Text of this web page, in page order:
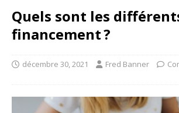
Quels sont les
financement ?
décembre 30, 2021 Fred Banner